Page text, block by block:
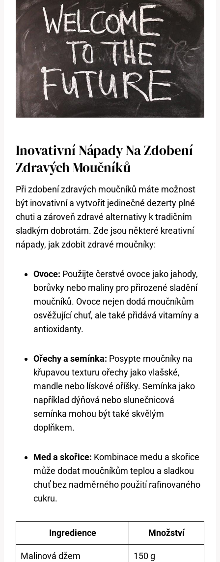
Inovativní Nápady Na Zdobení
Zdravých Moučníků
Při zdobení zdravých moučníků máte možnost
být inovativní a vytvořit jedinečné dezerty plné
chuti a zároveň zdravé alternativy k tradičním
sladkým dobrotám. Zde jsou některé kreativní
nápady, jak zdobit zdravé moučníky:
Ovoce: Použijte čerstvé ovoce jako jahody,
borůvky nebo maliny pro přirozené sladění
moučníků. Ovoce nejen dodá moučníkům
osvěžující chuť, ale také přidává vitamíny a
antioxidanty.
Ořechy a semínka: Posypte moučníky na
křupavou texturu ořechy jako vlašské,
mandle nebo lískové oříšky. Semínka jako
například dýňová nebo slunečnicová
semínka mohou být také skvělým
doplňkem.
Med a skořice: Kombinace medu a skořice
může dodat moučníkům teplou a sladkou
chuť bez nadměrného použití rafinovaného
cukru.
Ingredience Množství
Malinová džem 150 g